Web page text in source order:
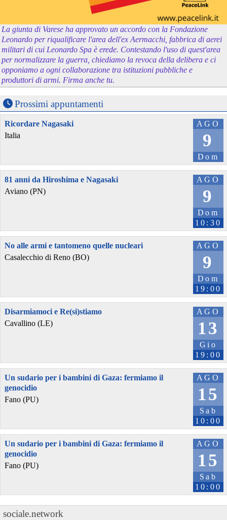
La giunta di Varese ha approvato un accordo con la Fondazione
Leonardo per riqualificare l'area dell'ex Aermacchi, fabbrica di aerei
militari di cui Leonardo Spa è erede. Contestando l'uso di quest'area
per normalizzare la guerra, chiediamo la revoca della delibera e ci
opponiamo a ogni collaborazione tra istituzioni pubbliche e
produttori di armi. Firma anche tu.
Prossimi appuntamenti
AGO
9
Dom
Ricordare Nagasaki
Italia
AGO
9
Dom
10:30
81 anni da Hiroshima e Nagasaki
Aviano (PN)
AGO
9
Dom
19:00
No alle armi e tantomeno quelle nucleari
Casalecchio di Reno (BO)
AGO
13
Gio
19:00
Disarmiamoci e Re(si)stiamo
Cavallino (LE)
AGO
15
Sab
10:00
Un sudario per i bambini di Gaza: fermiamo il
genocidio
Fano (PU)
AGO
15
Sab
10:00
Un sudario per i bambini di Gaza: fermiamo il
genocidio
Fano (PU)
sociale.network